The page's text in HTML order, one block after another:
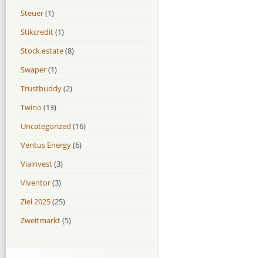
Steuer(1)
Stikcredit(1)
Stock.estate(8)
Swaper(1)
Trustbuddy(2)
Twino (13)
Uncategorized (16)
Ventus Energy(6)
Viainvest(3)
Viventor(3)
Ziel 2025(25)
Zweitmarkt(5)